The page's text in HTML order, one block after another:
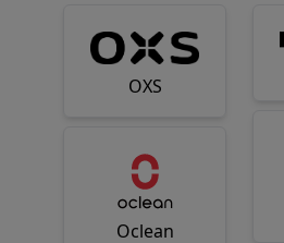
OXS
Oclean